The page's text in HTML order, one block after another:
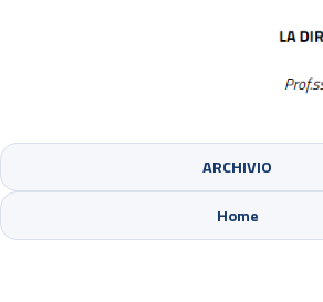
ARCHIVIO
Home
Sede di Cinisello Balsamo